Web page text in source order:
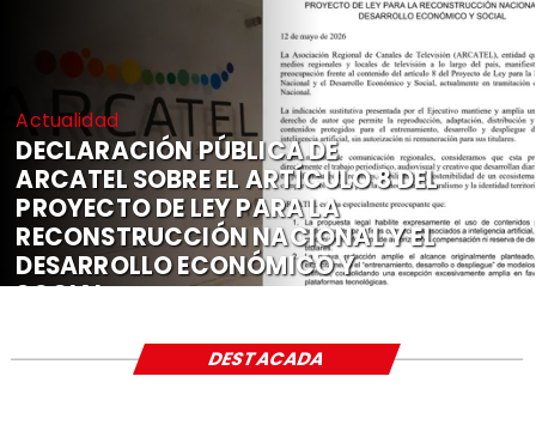
Actualidad
DECLARACIÓN PÚBLICA DE
ARCATEL SOBRE EL ARTÍCULO 8 DEL
PROYECTO DE LEY PARA LA
RECONSTRUCCIÓN NACIONAL Y EL
DESARROLLO ECONÓMICO Y
SOCIAL
DESTACADA